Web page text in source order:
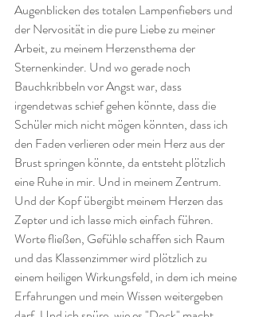
Augenblicken des totalen Lampenfiebers und
der Nervosität in die pure Liebe zu meiner
Arbeit, zu meinem Herzensthema der
Sternenkinder. Und wo gerade noch
Bauchkribbeln vor Angst war, dass
irgendetwas schief gehen könnte, dass die
Schüler mich nicht mögen könnten, dass ich
den Faden verlieren oder mein Herz aus der
Brust springen könnte, da entsteht plötzlich
eine Ruhe in mir. Und in meinem Zentrum.
Und der Kopf übergibt meinem Herzen das
Zepter und ich lasse mich einfach führen.
Worte fließen, Gefühle schaffen sich Raum
und das Klassenzimmer wird plötzlich zu
einem heiligen Wirkungsfeld, in dem ich meine
Erfahrungen und mein Wissen weitergeben